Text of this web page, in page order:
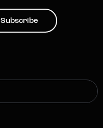
Subscribe